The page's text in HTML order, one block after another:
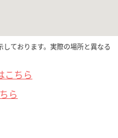
ております。実際の場所と異なる
こちら
ら